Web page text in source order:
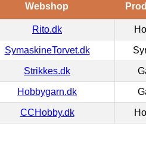
Webshop
Rito.dk
SymaskineTorvet.dk
Strikkes.dk
Hobbygarn.dk
CCHobby.dk